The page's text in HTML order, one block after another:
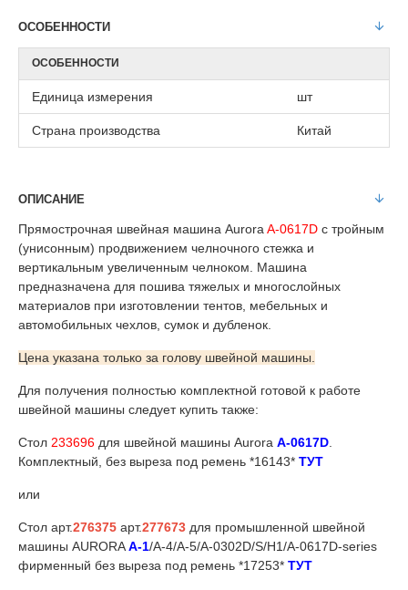
ОСОБЕННОСТИ
ОСОБЕННОСТИ
Единица измерения шт
Страна производства Китай
ОПИСАНИЕ
Прямострочная швейная машина Aurora A-0617D с тройным
(унисонным) продвижением челночного стежка и
вертикальным увеличенным челноком. Машина
предназначена для пошива тяжелых и многослойных
материалов при изготовлении тентов, мебельных и
автомобильных чехлов, сумок и дубленок.
Цена указана только за голову швейной машины.
Для получения полностью комплектной готовой к работе
швейной машины следует купить также:
Стол 233696 для швейной машины Aurora A-0617D
Комплектный, без выреза под ремень *16143* ТУТ
или
Стол арт.276375 арт.277673 для промышленной швейной
машины AURORAA-1/A-4/A-5/A-0302D/S/H1/A-0617D-series
фирменный без выреза под ремень *17253* ТУТ